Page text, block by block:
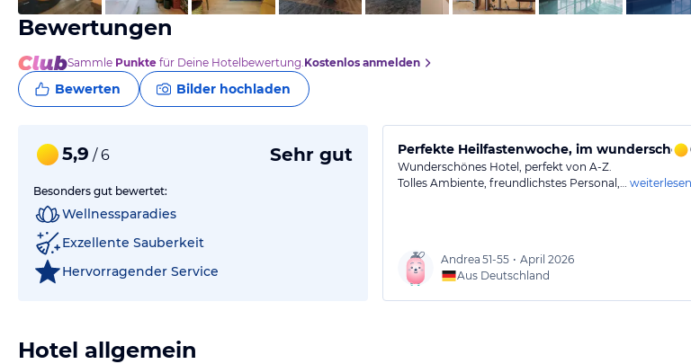
Bewertungen
Sammle Punkte für Deine Hotelbewertung.Kostenlos anmelden
Bewerten Bilder hochladen
5,9 / 6 Sehr gut
Besonders gut bewertet:
Wellnessparadies
Exzellente Sauberkeit
Hervorragender Service
Wunderschönes Hotel, perfekt von A-Z.
Tolles Ambiente, freundlichstes Personal,… weiterlesen
Andrea 51-55 • April 2026
Aus Deutschland
Hotel allgemein